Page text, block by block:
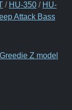
/ HU-350 / HU-
Attack Bass
Z model